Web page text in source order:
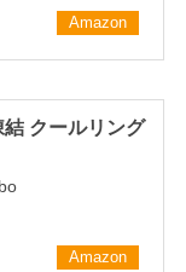
Amazon
クールリング
Amazon